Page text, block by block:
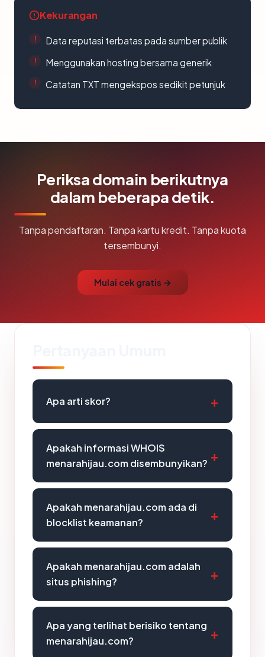
Kekurangan
Data reputasi terbatas pada sumber publik
Menggunakan hosting bersama generik
Catatan TXT mengekspos sedikit petunjuk
Periksa domain berikutnya
dalam beberapa detik.
Tanpa pendaftaran. Tanpa kartu kredit. Tanpa kuota
tersembunyi.
Mulai cek gratis →
Apa arti skor?
Apakah informasi WHOIS
menarahijau.com disembunyikan?
Apakah menarahijau.com ada di
blocklist keamanan?
Apakah menarahijau.com adalah
situs phishing?
Apa yang terlihat berisiko tentang
menarahijau.com?